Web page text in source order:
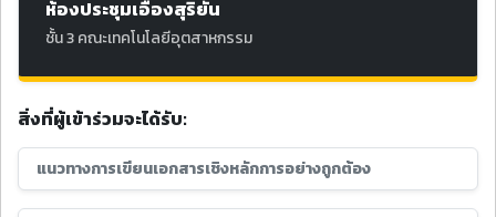
ห้องประชุมเอื้องสุริยัน
ชั้น 3 คณะเทคโนโลยีอุตสาหกรรม
สิ่งที่ผู้เข้าร่วมจะได้รับ:
แนวทางการเขียนเอกสารเชิงหลักการอย่างถูกต้อง